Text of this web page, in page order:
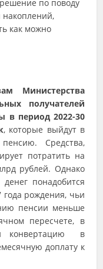
по поводу
как можно
Министерства
получателей
в период 2022-30
, которые выйдут в
Средства,
потратить на
рублей. Однако
понадобится
года рождения, чьи
пенсии меньше
пересчете, в
конвертацию в
доплату к